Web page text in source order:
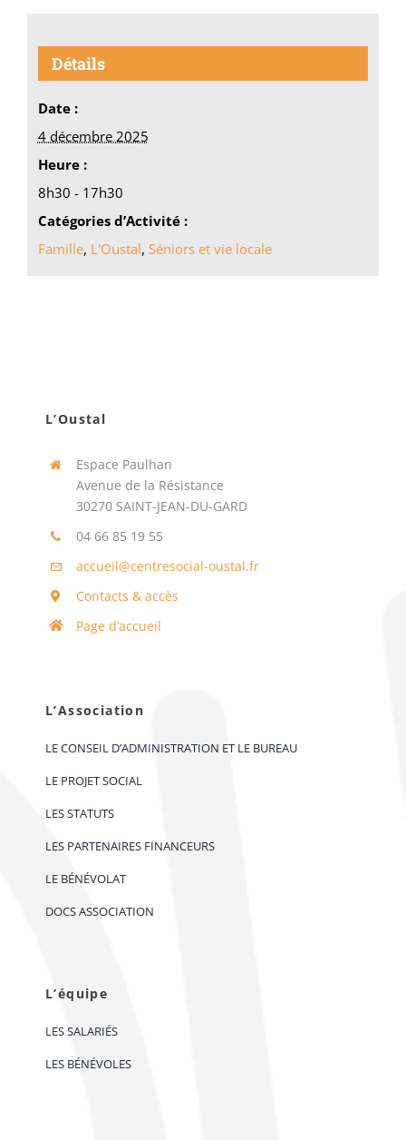
Détails
Date :
4 décembre 2025
Heure :
8h30 - 17h30
Catégories d’Activité :
Famille, L'Oustal, Séniors et vie locale
L’Oustal
Espace Paulhan
Avenue de la Résistance
30270 SAINT-JEAN-DU-GARD
04 66 85 19 55
accueil@centresocial-oustal.fr
Contacts & accès
Page d’accueil
L’Association
LE CONSEIL D’ADMINISTRATION ET LE BUREAU
LE PROJET SOCIAL
LES STATUTS
LES PARTENAIRES FINANCEURS
LE BÉNÉVOLAT
DOCS ASSOCIATION
L’équipe
LES SALARIÉS
LES BÉNÉVOLES